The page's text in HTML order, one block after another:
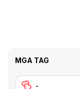
MGA TAG
-